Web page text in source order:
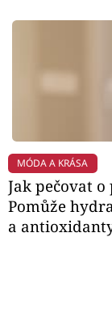
MÓDA A KRÁSA
Jak pečovat
Pomůže
a